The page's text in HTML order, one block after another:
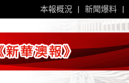
本報概況 新聞爆料